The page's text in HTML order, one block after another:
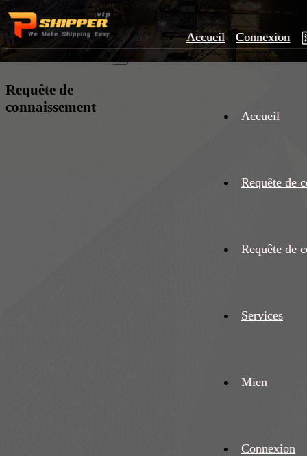
Accueil Connexion
Accueil
Requête de
Requête de
Services
Mien
Connexion
Requête de
connaissement